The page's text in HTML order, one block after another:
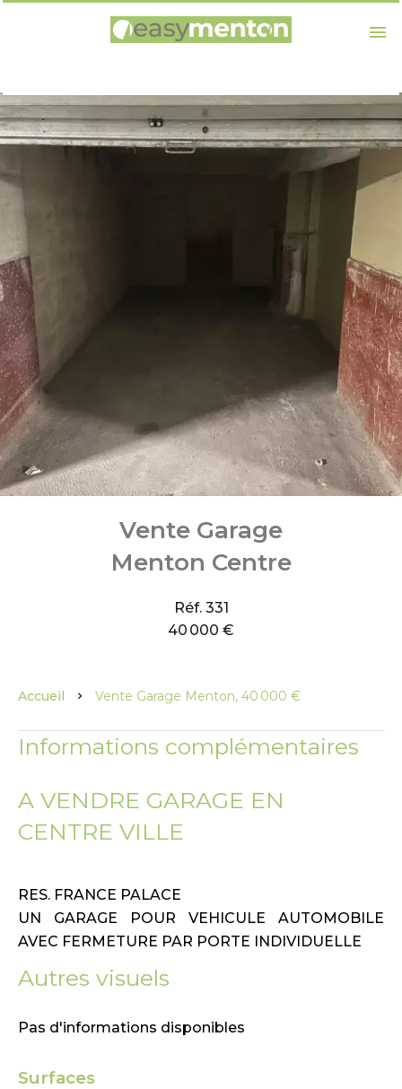
Vente Garage
Menton Centre
Réf. 331
40 000 €
Accueil Vente Garage Menton, 40 000 €
Informations complémentaires
A VENDRE GARAGE EN
CENTRE VILLE
RES. FRANCE PALACE
UN GARAGE POUR VEHICULE AUTOMOBILE
AVEC FERMETURE PAR PORTE INDIVIDUELLE
Autres visuels
Pas d'informations disponibles
Surfaces